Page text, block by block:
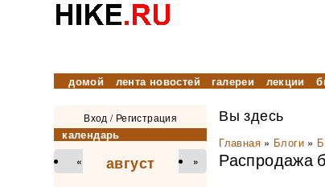
домой лента новостей галереи лекции
Вход / Регистрация
календарь
август
« »
Вы здесь
Главная» Блоги »
Распродажа